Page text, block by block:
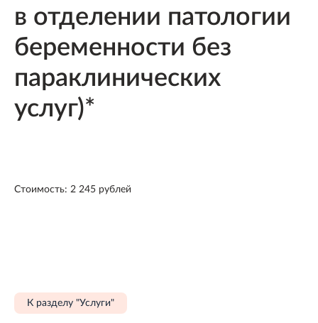
в отделении патологии
беременности без
параклинических
услуг)*
Стоимость: 2 245 рублей
К разделу "Услуги"